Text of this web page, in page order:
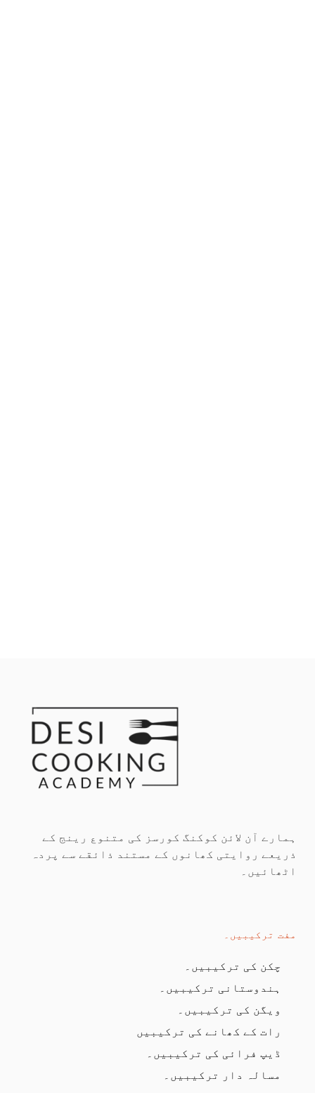
ہمارے آن لائن کوکنگ کورسز کی متنوع رینج کے
ذریعے روایتی کھانوں کے مستند ذائقے سے پردہ
اٹھائیں۔
مفت ترکیبیں۔
چکن کی ترکیبیں۔
ہندوستانی ترکیبیں۔
ویگن کی ترکیبیں۔
رات کے کھانے کی ترکیبیں
ڈیپ فرائی کی ترکیبیں۔
مسالہ دار ترکیبیں۔